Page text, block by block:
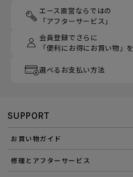
エース直営ならではの
「アフターサービス」
会員登録でさらに
「便利にお得にお買い物」を
選べるお支払い方法
SUPPORT
お買い物ガイド
修理とアフターサービス